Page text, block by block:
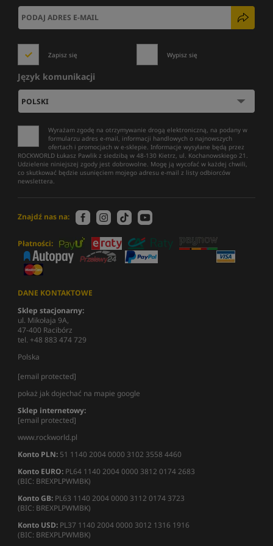
Zapisz się Wypisz się
Język komunikacji
Wyrażam zgodę na otrzymywanie drogą elektroniczną, na podany w
formularzu adres e-mail, informacji handlowych o najnowszych
ofertach i promocjach w e-sklepie. Informacje wysyłane będą przez
ROCKWORLD Łukasz Pawlik z siedzibą w 48-130 Kietrz, ul. Kochanowskiego 21.
Udzielenie niniejszej zgody jest dobrowolne. Mogę ją wycofać w każdej chwili,
co skutkować będzie usunięciem mojego adresu e-mail z listy odbiorców
newslettera.
Znajdź nas na:
Płatności:
DANE KONTAKTOWE
Sklep stacjonarny:
ul. Mikołaja 9A,
47-400 Racibórz
tel. +48 883 474 729
Polska
[email protected]
pokaż jak dojechać na mapie google
Sklep internetowy:
[email protected]
www.rockworld.pl
Konto PLN: 51 1140 2004 0000 3102 3558 4460
Konto EURO: PL64 1140 2004 0000 3812 0174 2683
(BIC: BREXPLPWMBK)
Konto GB: PL63 1140 2004 0000 3112 0174 3723
(BIC: BREXPLPWMBK)
Konto USD: PL37 1140 2004 0000 3012 1316 1916
(BIC: BREXPLPWMBK)